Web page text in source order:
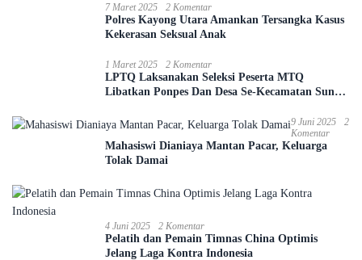
7 Maret 2025 2 Komentar
Polres Kayong Utara Amankan Tersangka Kasus
Kekerasan Seksual Anak
1 Maret 2025 2 Komentar
LPTQ Laksanakan Seleksi Peserta MTQ
Libatkan Ponpes Dan Desa Se-Kecamatan Sungai
9 Juni 2025
2
Komentar
Mahasiswi Dianiaya Mantan Pacar, Keluarga
Tolak Damai
4 Juni 2025 2 Komentar
Pelatih dan Pemain Timnas China Optimis
Jelang Laga Kontra Indonesia